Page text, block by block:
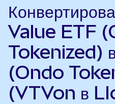
Value ETF
Tokenized)
(Ondo
(VTVon в